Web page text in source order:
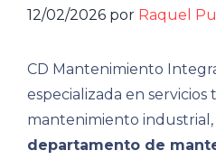
12/02/2026 por Raquel
CD Mantenimiento
especializada en servicios
mantenimiento industrial,
departamento de